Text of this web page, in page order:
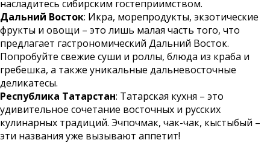
насладитесь сибирским гостеприимством.
Дальний Восток: Икра, морепродукты, экзотические
фрукты и овощи – это лишь малая часть того, что
предлагает гастрономический Дальний Восток.
Попробуйте свежие суши и роллы, блюда из краба и
гребешка, а также уникальные дальневосточные
деликатесы.
Республика Татарстан: Татарская кухня – это
удивительное сочетание восточных и русских
кулинарных традиций. Эчпочмак, чак-чак, кыстыбый –
эти названия уже вызывают аппетит!